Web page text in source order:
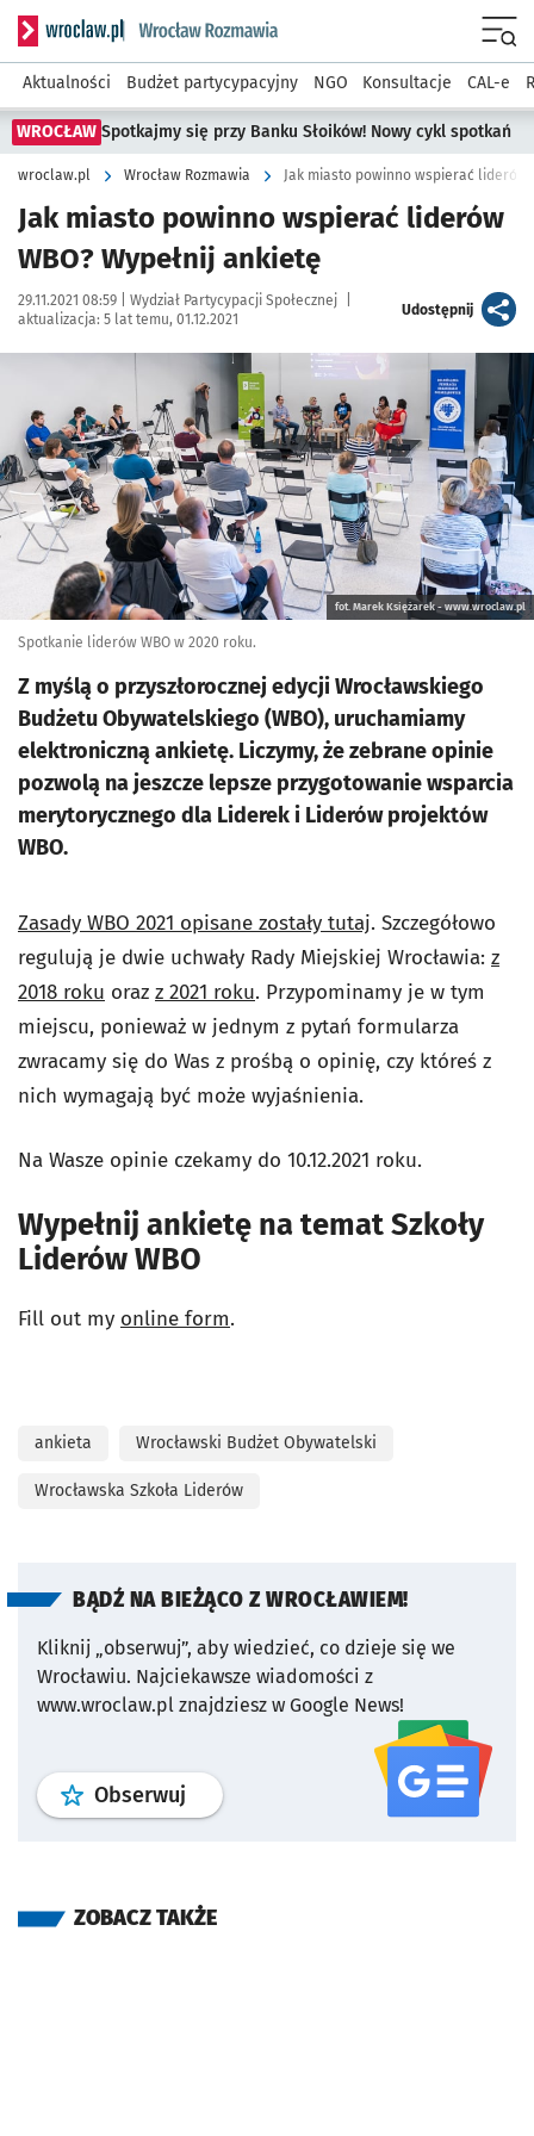
Serwis informacyjny wroclaw.pl podserwis: Rozmawia
Aktualności Budżet partycypacyjny NGO Konsultacje CAL-e
WROCŁAW Spotkajmy się przy Banku Słoików! Nowy cykl spotkań
wroclaw.pl Wrocław Rozmawia Jak miasto powinno wspierać liderów
Jak miasto powinno wspierać liderów
WBO? Wypełnij ankietę
Data publikacji:
29.11.2021 08:59 | Autor:
Wydział Partycypacji Społecznej
aktualizacja: 5 lat temu, 01.12.2021
Udostępnijartykuł
Kliknij, aby powiększyć
fot. Marek Księżarek - www.wroclaw.pl
Spotkanie liderów WBO w 2020 roku.
Z myślą o przyszłorocznej edycji Wrocławskiego
Budżetu Obywatelskiego (WBO), uruchamiamy
elektroniczną ankietę. Liczymy, że zebrane opinie
pozwolą na jeszcze lepsze przygotowanie wsparcia
merytorycznego dla Liderek i Liderów projektów
WBO.
Zasady WBO 2021 opisane zostały tutaj. Szczegółowo
regulują je dwie uchwały Rady Miejskiej Wrocławia: z
2018 roku oraz z 2021 roku. Przypominamy je w tym
miejscu, ponieważ w jednym z pytań formularza
zwracamy się do Was z prośbą o opinię, czy któreś z
nich wymagają być może wyjaśnienia.
Na Wasze opinie czekamy do 10.12.2021 roku.
Wypełnij ankietę na temat Szkoły
Liderów WBO
Fill out my online form.
ankieta Wrocławski Budżet Obywatelski
Wrocławska Szkoła Liderów
BĄDŹ NA BIEŻĄCO Z WROCŁAWIEM!
Kliknij „obserwuj”, aby wiedzieć, co dzieje się we
Wrocławiu. Najciekawsze wiadomości z
www.wroclaw.pl znajdziesz w Google News!
Obserwuj profil serwisu
ZOBACZ TAKŻE